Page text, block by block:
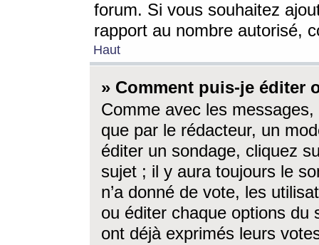
forum. Si vous souhaitez
rapport au nombre autorisé,
Haut
» Comment puis-je éditer
Comme avec les
que par le rédacteur, un
éditer un sondage, cliquez
sujet ; il y aura toujours le
n’a donné de vote, les
ou éditer chaque options du
ont déjà exprimés leurs